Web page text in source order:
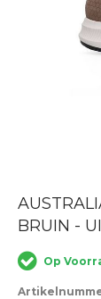
Ga
het
van
de
afbeeldingen-
BRUIN -
Op